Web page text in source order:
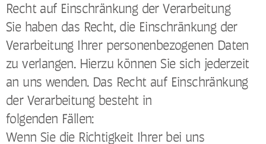
Recht auf Einschränkung der Verarbeitung
Sie haben das Recht, die Einschränkung der
Verarbeitung Ihrer personenbezogenen Daten
zu verlangen. Hierzu können Sie sich jederzeit
an uns wenden. Das Recht auf Einschränkung
der Verarbeitung besteht in
folgenden Fällen:
Wenn Sie die Richtigkeit Ihrer bei uns